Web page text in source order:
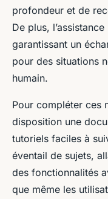
profondeur et de
De plus,
garantissant un
pour des situations
humain.
Pour compléter ces
disposition une
tutoriels faciles à
éventail de sujets,
des fonctionnalités
que même les